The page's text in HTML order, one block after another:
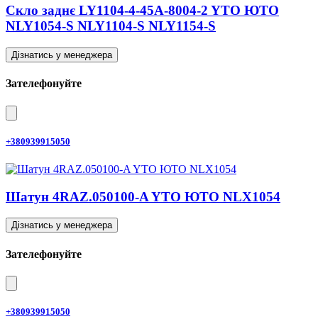
Скло заднє LY1104-4-45A-8004-2 YTO ЮТО
NLY1054-S NLY1104-S NLY1154-S
Дізнатись у менеджера
Зателефонуйте
+380939915050
Шатун 4RAZ.050100-A YTO ЮТО NLX1054
Дізнатись у менеджера
Зателефонуйте
+380939915050